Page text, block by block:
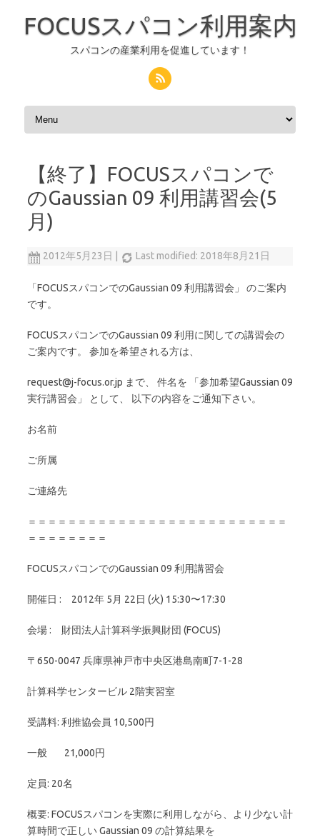
FOCUSスパコン利用案内
スパコンの産業利用を促進しています！
コンテンツへスキップ
【終了】FOCUSスパコンで
のGaussian 09 利用講習会(5
月)
2012年5月23日 Last modified: 2018年8月21日
「FOCUSスパコンでのGaussian 09 利用講習会」 のご案内
です。
FOCUSスパコンでのGaussian 09 利用に関しての講習会の
ご案内です。 参加を希望される方は、
request@j-focus.or.jp まで、 件名を 「参加希望Gaussian 09
実行講習会」 として、 以下の内容をご通知下さい。
お名前
ご所属
ご連絡先
＝＝＝＝＝＝＝＝＝＝＝＝＝＝＝＝＝＝＝＝＝＝＝＝＝＝
＝＝＝＝＝＝＝＝
FOCUSスパコンでのGaussian 09 利用講習会
開催日 : 2012年 5月 22日 (火) 15:30〜17:30
会場 : 財団法人計算科学振興財団 (FOCUS)
〒650-0047 兵庫県神戸市中央区港島南町7-1-28
計算科学センタービル 2階実習室
受講料: 利推協会員 10,500円
一般 21,000円
定員: 20名
概要: FOCUSスパコンを実際に利用しながら、より少ない計
算時間で正しい Gaussian 09 の計算結果を